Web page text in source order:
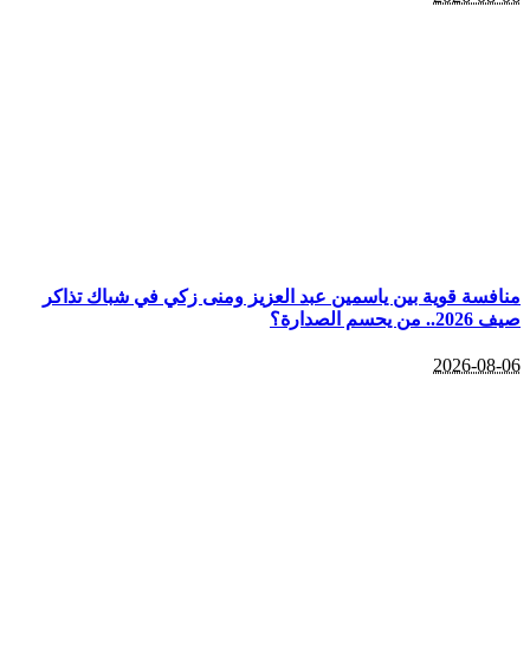
منافسة قوية بين ياسمين عبد العزيز ومنى زكي في شباك تذاكر
صيف 2026.. من يحسم الصدارة؟
2026-08-06